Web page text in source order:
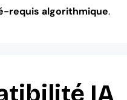
requis algorithmique.
IA